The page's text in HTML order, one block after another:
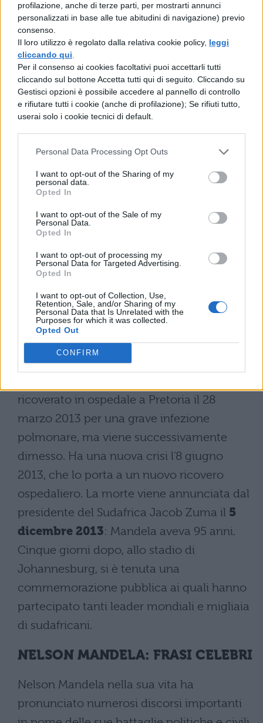
profilazione, anche di terze parti, per mostrarti annunci
personalizzati in base alle tue abitudini di navigazione) previo
consenso.
Il loro utilizzo è regolato dalla relativa cookie policy, leggi
cliccando qui
Per il consenso ai cookies facoltativi puoi accettarli tutti
cliccando sul bottone Accetta tutti qui di seguito. Cliccando su
Gestisci opzioni è possibile accedere al pannello di controllo
e rifiutare tutti i cookie (anche di profilazione); Se rifiuti tutto,
userai solo i cookie tecnici di default.
Personal Data Processing Opt Outs
I want to opt-out of the Sharing of my
personal data.
Opted In
I want to opt-out of the Sale of my
Personal Data.
Opted In
I want to opt-out of processing my
Personal Data for Targeted Advertising.
Opted In
I want to opt-out of Collection, Use,
Retention, Sale, and/or Sharing of my
Personal Data that Is Unrelated with the
Purposes for which it was collected.
Opted Out
CONFIRM
segreti del regime segregazionista.
Nel giugno 2004, all’età di 85 anni, Mandela
ha annunciato il ritiro dalla vita pubblica
per potere stare vicino alla famiglia.
Tuttavia, il 23 luglio di quell’anno la città di
Johannesburg gli ha conferito
paragonabile alla consegna delle chiavi
tenuta a Orlanda, Soweto. Il 27 giugno 2008
grande concerto per celebrare i suoi
novant’anni
contro il razzismo e l’AIDS: Mandela si è
presentato al concerto, ricevendo
l’ovazione di circa 500 mila persone.
L’anno successivo i grandi dello spettacolo,
della politica e della cultura mondiale gli
hanno dedicato un grandissimo tributo a
ricoverato in ospedale a Pretoria il 28
marzo 2013 per una grave infezione
polmonare, ma viene successivamente
dimesso. Ha una nuova crisi l’8 giugno
2013, che lo porta a un nuovo ricovero
ospedaliero. La morte viene annunciata dal
presidente del Sudafrica Jacob Zuma il 5
dicembre 2013: Mandela aveva 95 anni.
Cinque giorni dopo, allo stadio di
Johannesburg, si è tenuta una
commemorazione pubblica ai quali hanno
partecipato tanti leader mondiali e migliaia
di sudafricani.
NELSON MANDELA: FRASI CELEBRI
Nelson Mandela nella sua vita ha
pronunciato numerosi discorsi importanti